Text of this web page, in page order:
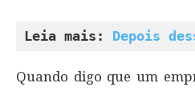
Leia mais: Depois
Quando digo que um